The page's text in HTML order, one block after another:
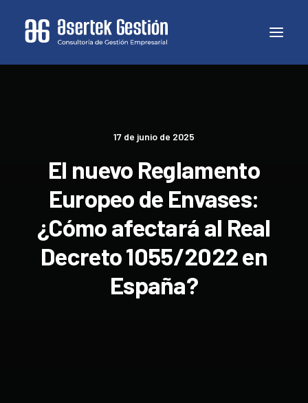
17 de junio de 2025
El nuevo Reglamento
Europeo de Envases:
¿Cómo afectará al Real
Decreto 1055/2022 en
España?